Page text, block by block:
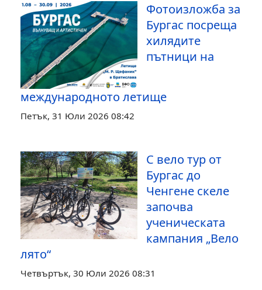
Фотоизложба за
Бургас посреща
хилядите
пътници на
международното летище
Петък, 31 Юли 2026 08:42
С вело тур от
Бургас до
Ченгене скеле
започва
ученическата
кампания „Вело
лято“
Четвъртък, 30 Юли 2026 08:31